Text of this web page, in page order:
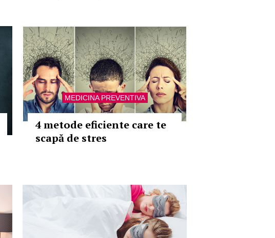
MEDICINA PREVENTIVA
4 metode eficiente care te
scapă de stres